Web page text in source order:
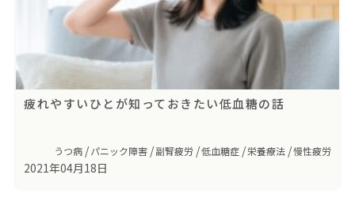
疲れやすいひとが知っておきたい低血糖の話
うつ病 パニック障害 副腎疲労 低血糖症 栄養療法 慢性疲労
2021年04月18日